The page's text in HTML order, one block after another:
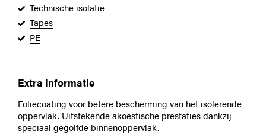
Technische isolatie
Tapes
PE
Extra informatie
Foliecoating voor betere bescherming van het isolerende
oppervlak. Uitstekende akoestische prestaties dankzij
speciaal gegolfde binnenoppervlak.